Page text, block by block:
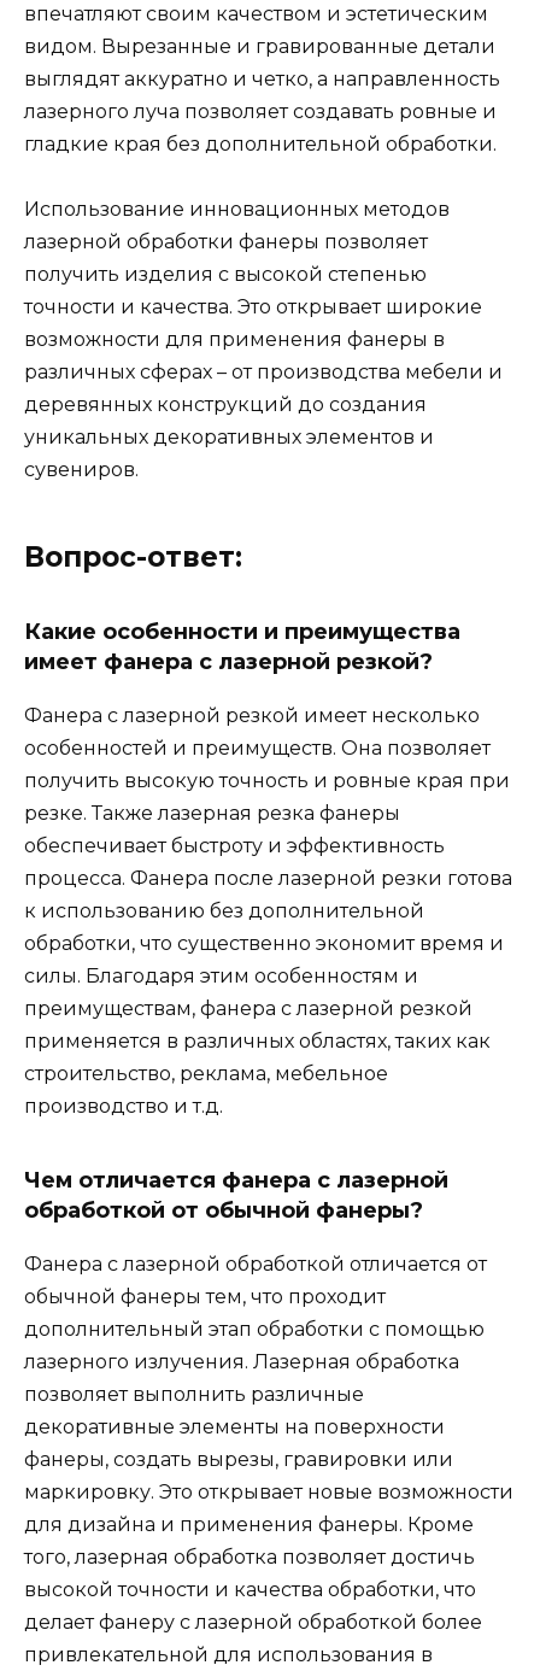
впечатляют своим качеством и эстетическим
видом. Вырезанные и гравированные детали
выглядят аккуратно и четко, а направленность
лазерного луча позволяет создавать ровные и
гладкие края без дополнительной обработки.
Использование инновационных методов
лазерной обработки фанеры позволяет
получить изделия с высокой степенью
точности и качества. Это открывает широкие
возможности для применения фанеры в
различных сферах – от производства мебели и
деревянных конструкций до создания
уникальных декоративных элементов и
сувениров.
Вопрос-ответ:
Какие особенности и преимущества
имеет фанера с лазерной резкой?
Фанера с лазерной резкой имеет несколько
особенностей и преимуществ. Она позволяет
получить высокую точность и ровные края при
резке. Также лазерная резка фанеры
обеспечивает быстроту и эффективность
процесса. Фанера после лазерной резки готова
к использованию без дополнительной
обработки, что существенно экономит время и
силы. Благодаря этим особенностям и
преимуществам, фанера с лазерной резкой
применяется в различных областях, таких как
строительство, реклама, мебельное
производство и т.д.
Чем отличается фанера с лазерной
обработкой от обычной фанеры?
Фанера с лазерной обработкой отличается от
обычной фанеры тем, что проходит
дополнительный этап обработки с помощью
лазерного излучения. Лазерная обработка
позволяет выполнить различные
декоративные элементы на поверхности
фанеры, создать вырезы, гравировки или
маркировку. Это открывает новые возможности
для дизайна и применения фанеры. Кроме
того, лазерная обработка позволяет достичь
высокой точности и качества обработки, что
делает фанеру с лазерной обработкой более
привлекательной для использования в